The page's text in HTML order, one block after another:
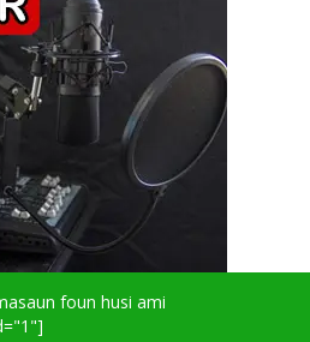
foun husi ami